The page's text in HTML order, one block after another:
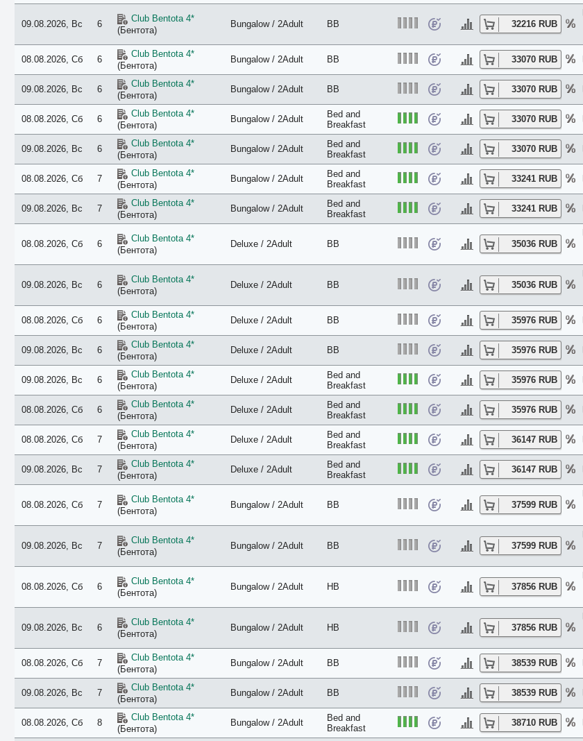
Маравила
Матара
Маунт-Лавиния
Негомбо
Нилавели
Палатупана
Панадура
Пассикуда
Ранна
Сигирия
Тангалле
Тринкомали
Унаватуна
Хабарадува
Хабарана
Хамбантота
Хиккадува
09.08.2026, Вс 6
Club Bentota 4*
(Бентота)
Bungalow / 2Adult BB 32216 RUB
08.08.2026, Сб 6
Club Bentota 4*
(Бентота)
Bungalow / 2Adult BB 33070 RUB
09.08.2026, Вс 6
Club Bentota 4*
(Бентота)
Bungalow / 2Adult BB 33070 RUB
08.08.2026, Сб 6
Club Bentota 4*
(Бентота)
Bungalow / 2Adult
Bed and
Breakfast
33070 RUB
09.08.2026, Вс 6
Club Bentota 4*
(Бентота)
Bungalow / 2Adult
Bed and
Breakfast
33070 RUB
08.08.2026, Сб 7
Club Bentota 4*
(Бентота)
Bungalow / 2Adult
Bed and
Breakfast
33241 RUB
09.08.2026, Вс 7
Club Bentota 4*
(Бентота)
Bungalow / 2Adult
Bed and
Breakfast
33241 RUB
08.08.2026, Сб 6
Club Bentota 4*
(Бентота)
Deluxe / 2Adult BB 35036 RUB
09.08.2026, Вс 6
Club Bentota 4*
(Бентота)
Deluxe / 2Adult BB 35036 RUB
08.08.2026, Сб 6
Club Bentota 4*
(Бентота)
Deluxe / 2Adult BB 35976 RUB
09.08.2026, Вс 6
Club Bentota 4*
(Бентота)
Deluxe / 2Adult BB 35976 RUB
09.08.2026, Вс 6
Club Bentota 4*
(Бентота)
Deluxe / 2Adult
Bed and
Breakfast
35976 RUB
08.08.2026, Сб 6
Club Bentota 4*
(Бентота)
Deluxe / 2Adult
Bed and
Breakfast
35976 RUB
08.08.2026, Сб 7
Club Bentota 4*
(Бентота)
Deluxe / 2Adult
Bed and
Breakfast
36147 RUB
09.08.2026, Вс 7
Club Bentota 4*
(Бентота)
Deluxe / 2Adult
Bed and
Breakfast
36147 RUB
08.08.2026, Сб 7
Club Bentota 4*
(Бентота)
Bungalow / 2Adult BB 37599 RUB
09.08.2026, Вс 7
Club Bentota 4*
(Бентота)
Bungalow / 2Adult BB 37599 RUB
08.08.2026, Сб 6
Club Bentota 4*
(Бентота)
Bungalow / 2Adult HB 37856 RUB
09.08.2026, Вс 6
Club Bentota 4*
(Бентота)
Bungalow / 2Adult HB 37856 RUB
08.08.2026, Сб 7
Club Bentota 4*
(Бентота)
Bungalow / 2Adult BB 38539 RUB
09.08.2026, Вс 7
Club Bentota 4*
(Бентота)
Bungalow / 2Adult BB 38539 RUB
08.08.2026, Сб 8
Club Bentota 4*
(Бентота)
Bungalow / 2Adult
Bed and
Breakfast
38710 RUB